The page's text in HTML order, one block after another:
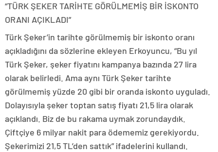
“TÜRK ŞEKER TARİHTE GÖRÜLMEMİŞ BİR İSKONTO
ORANI AÇIKLADI”
Türk Şeker’in tarihte görülmemiş bir iskonto oranı
açıkladığını da sözlerine ekleyen Erkoyuncu, “Bu yıl
Türk Şeker, şeker fiyatını kampanya bazında 27 lira
olarak belirledi. Ama aynı Türk Şeker tarihte
görülmemiş yüzde 20 gibi bir oranda iskonto uyguladı.
Dolayısıyla şeker toptan satış fiyatı 21,5 lira olarak
açıklandı. Biz de bu rakama uymak zorundaydık.
Çiftçiye 6 milyar nakit para ödememiz gerekiyordu.
Şekerimizi 21,5 TL’den sattık” ifadelerini kullandı.